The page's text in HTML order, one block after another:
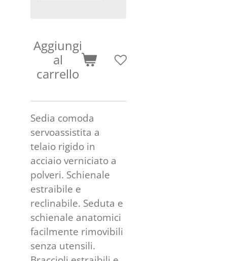
Aggiungi
al
carrello
Sedia comoda
servoassistita a
telaio rigido in
acciaio verniciato a
polveri. Schienale
estraibile e
reclinabile. Seduta e
schienale anatomici
facilmente rimovibili
senza utensili.